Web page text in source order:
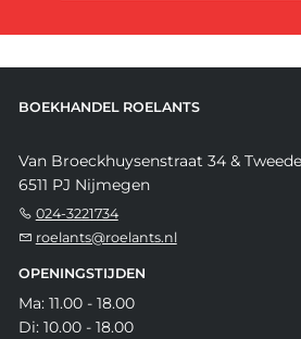
BOEKHANDEL ROELANTS
Van Broeckhuysenstraat 34 &
6511 PJ Nijmegen
024-3221734
roelants@roelants.nl
OPENINGSTIJDEN
Ma: 11.00 - 18.00
Di: 10.00 - 18.00